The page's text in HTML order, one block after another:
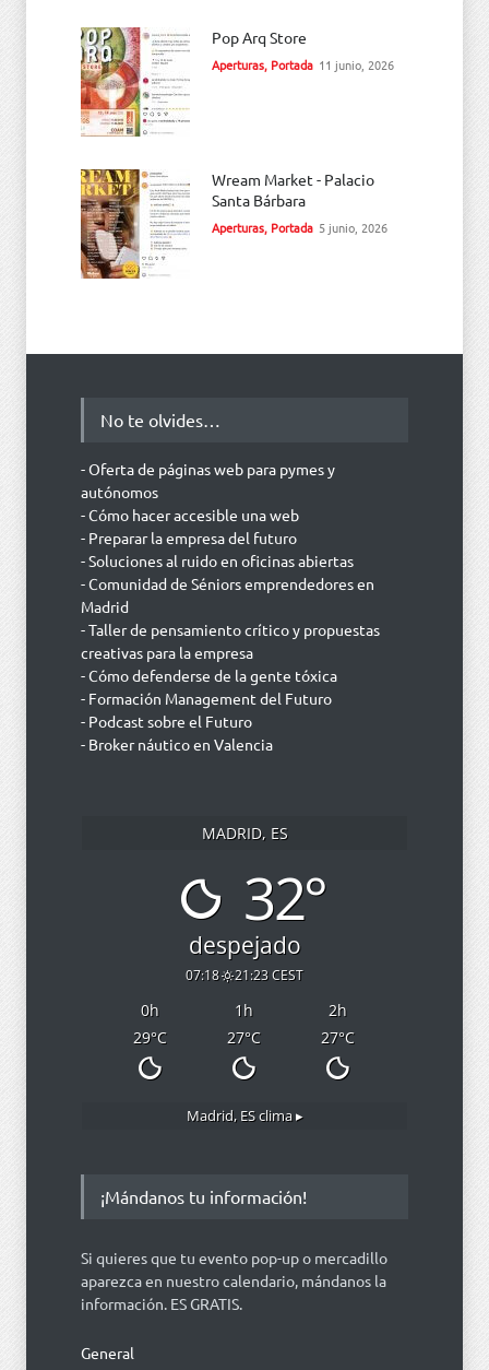
Pop Arq Store
Aperturas, Portada 11 junio, 2026
Wream Market - Palacio
Santa Bárbara
Aperturas, Portada 5 junio, 2026
No te olvides…
- Oferta de páginas web para pymes y
autónomos
- Cómo hacer accesible una web
- Preparar la empresa del futuro
- Soluciones al ruido en oficinas abiertas
- Comunidad de Séniors emprendedores en
Madrid
- Taller de pensamiento crítico y propuestas
creativas para la empresa
- Cómo defenderse de la gente tóxica
- Formación Management del Futuro
- Podcast sobre el Futuro
- Broker náutico en Valencia
MADRID, ES
32°
despejado
07:18 21:23 CEST
0h 1h 2h
29°C 27°C 27°C
Madrid, ESclima ▸
¡Mándanos tu información!
Si quieres que tu evento pop-up o mercadillo
aparezca en nuestro calendario, mándanos la
información. ES GRATIS.
General